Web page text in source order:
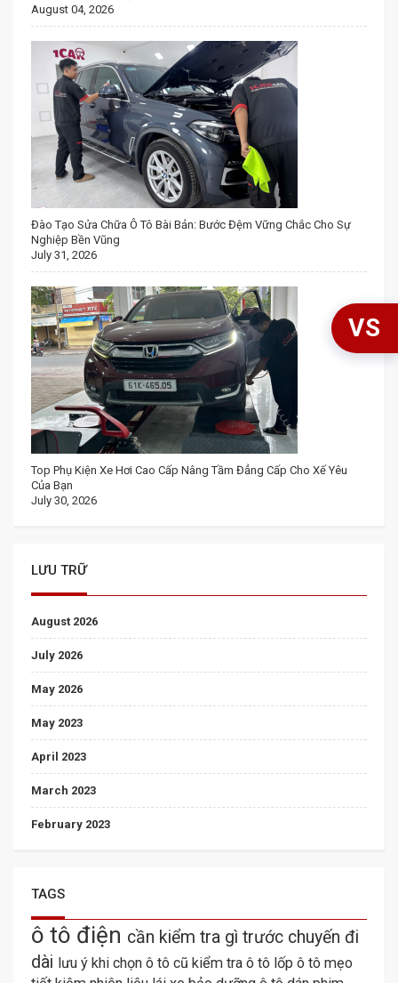
August 04, 2026
Đào Tạo Sửa Chữa Ô Tô Bài Bản: Bước Đệm Vững Chắc Cho Sự
Nghiệp Bền Vũng
July 31, 2026
Top Phụ Kiện Xe Hơi Cao Cấp Nâng Tầm Đẳng Cấp Cho Xế Yêu
Của Bạn
July 30, 2026
LƯU TRỮ
August 2026
July 2026
May 2026
May 2023
April 2023
March 2023
February 2023
TAGS
ô tô điện cần kiểm tra gì trước chuyến đi
dài lưu ý khi chọn ô tô cũ kiểm tra ô tô lốp ô tô mẹo
VS